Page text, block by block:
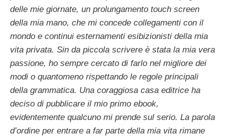
delle mie giornate, un prolungamento touch screen
della mia mano, che mi concede collegamenti con il
mondo e continui esternamenti esibizionisti della mia
vita privata. Sin da piccola scrivere è stata la mia vera
passione, ho sempre cercato di farlo nel migliore dei
modi o quantomeno rispettando le regole principali
della grammatica. Una coraggiosa casa editrice ha
deciso di pubblicare il mio primo ebook,
evidentemente qualcuno mi prende sul serio. La parola
d’ordine per entrare a far parte della mia vita rimane